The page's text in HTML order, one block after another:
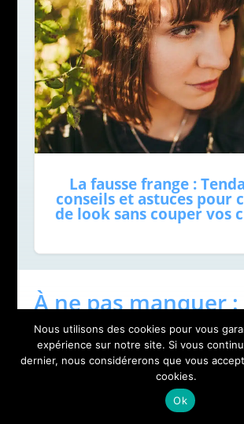
La fausse frange :
conseils et astuces pour
de look sans couper vos
À ne pas manquer :
Nous utilisons des cookies pour vous
expérience sur notre site. Si vous
dernier, nous considérerons que vous
cookies.
Ok